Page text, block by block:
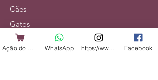
Cães
Gatos
Alimentação
Acessórios
WhatsApp Facebook